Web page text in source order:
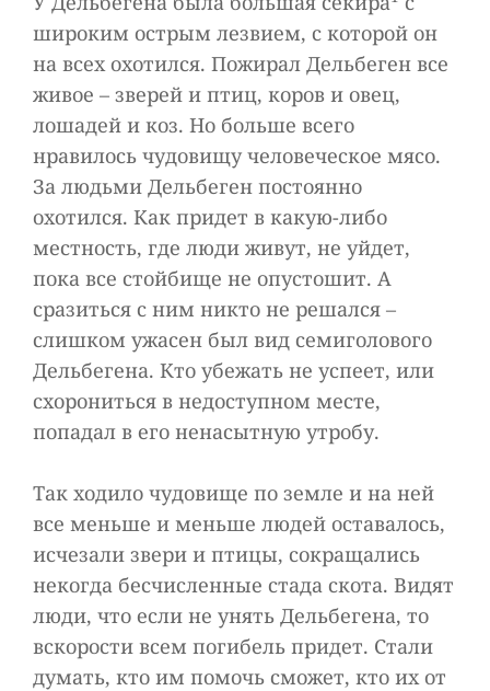
широким острым лезвием, с которой он
на всех охотился. Пожирал Дельбеген все
живое – зверей и птиц, коров и овец,
лошадей и коз. Но больше всего
нравилось чудовищу человеческое мясо.
За людьми Дельбеген постоянно
охотился. Как придет в какую-либо
местность, где люди живут, не уйдет,
пока все стойбище не опустошит. А
сразиться с ним никто не решался –
слишком ужасен был вид семиголового
Дельбегена. Кто убежать не успеет, или
схорониться в недоступном месте,
попадал в его ненасытную утробу.
Так ходило чудовище по земле и на ней
все меньше и меньше людей оставалось,
исчезали звери и птицы, сокращались
некогда бесчисленные стада скота. Видят
люди, что если не унять Дельбегена, то
вскорости всем погибель придет. Стали
думать, кто им помочь сможет, кто их от